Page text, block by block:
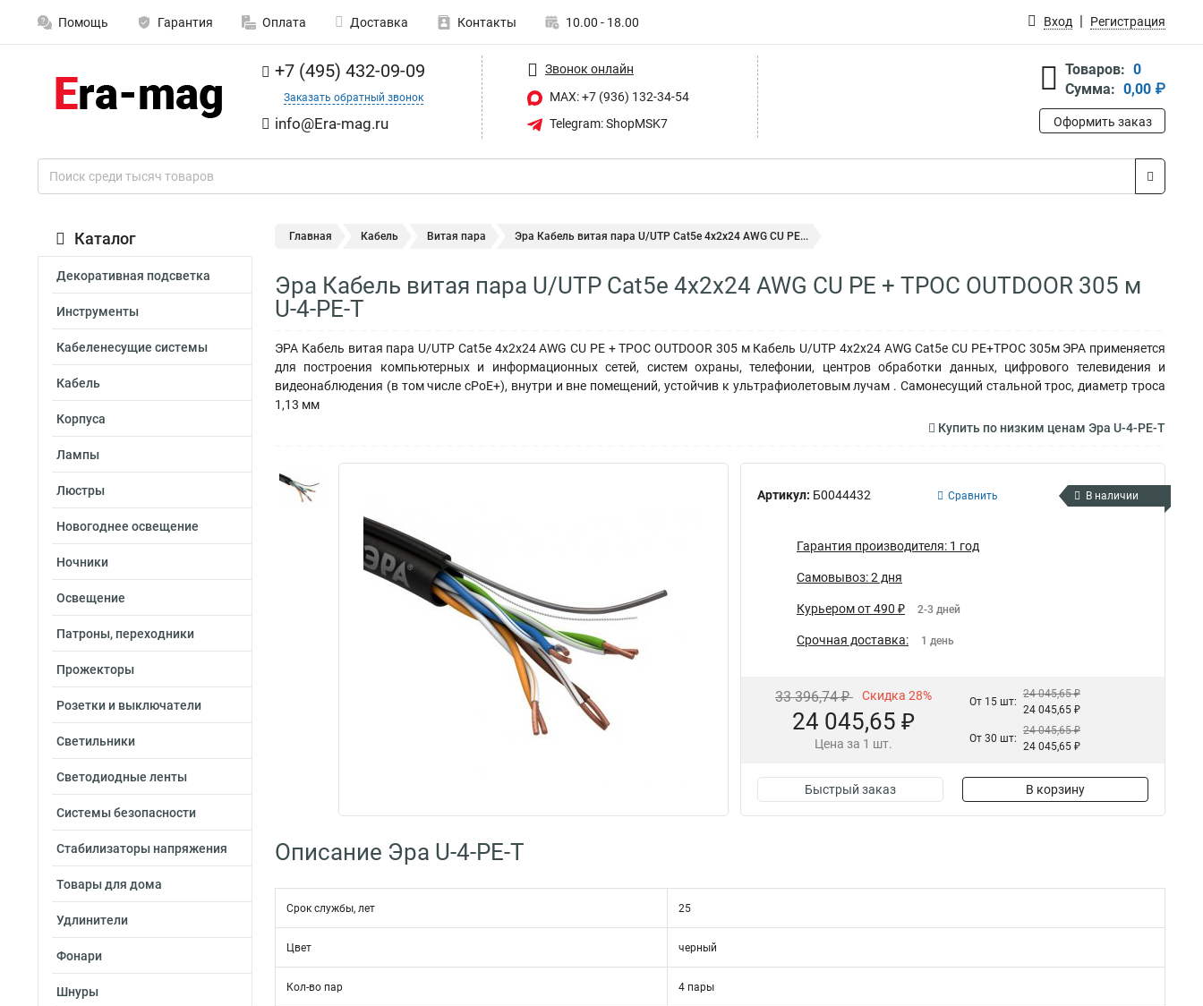
Помощь Гарантия Оплата Доставка Контакты 10.00 - 18.00 Вход Регистрация
+7 (495) 432-09-09
Заказать обратный звонок
info@Era-mag.ru
Звонок онлайн
MAX: +7 (936) 132-34-54
Telegram: ShopMSK7
Товаров: 0
Сумма: 0,00 ₽
Оформить заказ
Каталог
Декоративная подсветка
Инструменты
Кабеленесущие системы
Кабель
Корпуса
Лампы
Люстры
Новогоднее освещение
Ночники
Освещение
Патроны, переходники
Прожекторы
Розетки и выключатели
Светильники
Светодиодные ленты
Системы безопасности
Стабилизаторы напряжения
Товары для дома
Удлинители
Фонари
Шнуры
Главная Кабель Витая пара Эра Кабель витая пара U/UTP Cat5e 4x2x24 AWG CU PE...
Эра Кабель витая пара U/UTP Cat5e 4x2x24 AWG CU PE + ТРОС OUTDOOR 305 м
U-4-PE-T
ЭРА Кабель витая пара U/UTP Cat5e 4x2x24 AWG CU PE + ТРОС OUTDOOR 305 м Кабель U/UTP 4x2x24 AWG Cat5e CU PE+ТРОС 305м ЭРА применяется
для построения компьютерных и информационных сетей, систем охраны, телефонии, центров обработки данных, цифрового телевидения и
видеонаблюдения (в том числе сPoE+), внутри и вне помещений, устойчив к ультрафиолетовым лучам . Самонесущий стальной трос, диаметр троса
1,13 мм
Купить по низким ценам Эра U-4-PE-T
Артикул: Б0044432 Сравнить В наличии
Гарантия производителя: 1 год
Самовывоз: 2 дня
Курьером от 490 ₽ 2-3 дней
Срочная доставка: 1 день
33 396,74 ₽ Скидка 28%
24 045,65 ₽
Цена за 1 шт.
От 15 шт:
24 045,65 ₽
24 045,65 ₽
От 30 шт:
24 045,65 ₽
24 045,65 ₽
Быстрый заказ В корзину
Описание Эра U-4-PE-T
Срок службы, лет 25
Цвет черный
Кол-во пар 4 пары